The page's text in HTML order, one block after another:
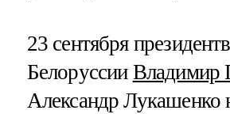
23 сентября
Белоруссии Владимир
Александр Лукашенко